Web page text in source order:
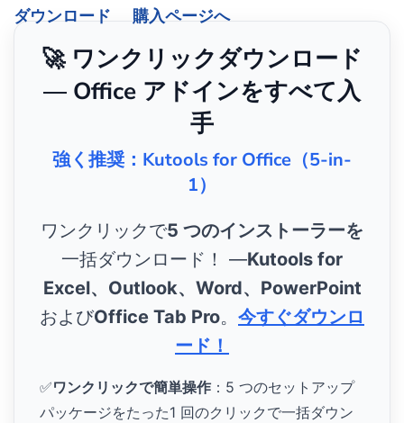
ダウンロード
購入ページへ
🚀 ワンクリックダウンロード
— Office アドインをすべて入
手
強く推奨：Kutools for Office（5-in-
1）
ワンクリックで5 つのインストーラーを
一括ダウンロード！ ―Kutools for
Excel、Outlook、Word、PowerPoint
およびOffice Tab Pro。 今すぐダウンロ
ード！
✅ワンクリックで簡単操作 ：5 つのセットアップ
パッケージをたった1 回のクリックで一括ダウン